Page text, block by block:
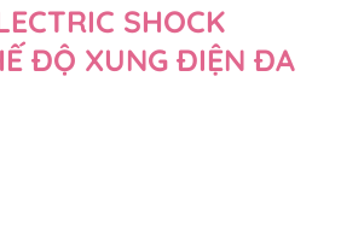
SHOCK
ĐỘ XUNG ĐIỆN ĐA